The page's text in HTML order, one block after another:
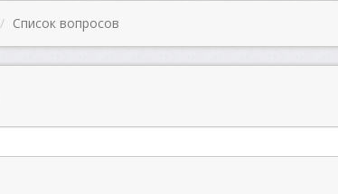
Список вопросов